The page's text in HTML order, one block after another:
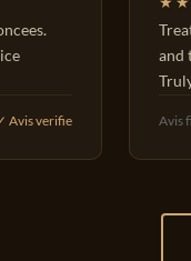
Avis verifie
and
Avis